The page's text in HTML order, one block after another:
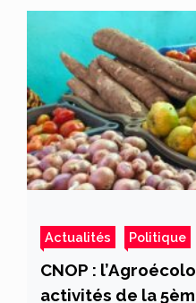
RESOLUTION DE
SECURITE
DEVELOPPEMENT
Actualités Politique
CNOP :
activités de la